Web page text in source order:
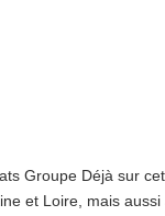
Groupe Déjà sur
et Loire, mais aussi